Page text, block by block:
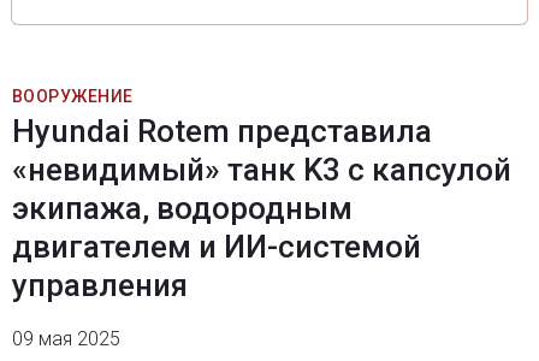
ВООРУЖЕНИЕ
Hyundai Rotem представила
«невидимый» танк K3 с капсулой
экипажа, водородным
двигателем и ИИ-системой
управления
09 мая 2025